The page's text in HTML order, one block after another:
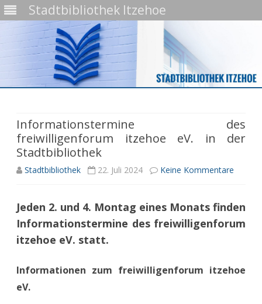
Stadtbibliothek Itzehoe
Informationstermine des
freiwilligenforum itzehoe eV. in der
Stadtbibliothek
Stadtbibliothek 22. Juli 2024 Keine Kommentare
des
eV.
Jeden 2. und 4. Montag eines Monats finden
Informationstermine des freiwilligenforum
itzehoe eV. statt.
Informationen zum freiwilligenforum itzehoe
eV.